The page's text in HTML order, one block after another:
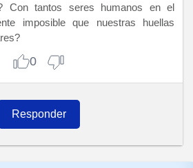
Con tantos seres humanos en el
imposible que nuestras huellas
0
Responder